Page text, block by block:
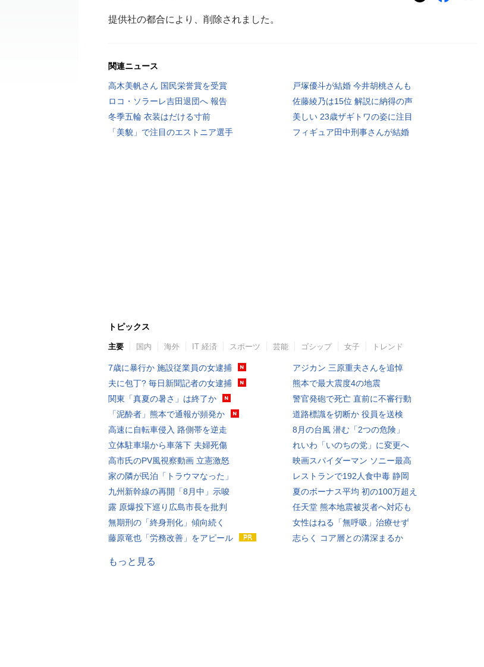
提供社の都合により、削除されました。
関連ニュース
高木美帆さん 国民栄誉賞を受賞
戸塚優斗が結婚 今井胡桃さんも
ロコ・ソラーレ吉田退団へ 報告
佐藤綾乃は15位 解説に納得の声
冬季五輪 衣装はだける寸前
美しい 23歳ザギトワの姿に注目
「美貌」で注目のエストニア選手
フィギュア田中刑事さんが結婚
トピックス
主要 国内 海外 IT 経済 スポーツ 芸能 ゴシップ 女子 トレンド
7歳に暴行か 施設従業員の女逮捕
夫に包丁? 毎日新聞記者の女逮捕
関東「真夏の暑さ」は終了か
「泥酔者」熊本で通報が頻発か
高速に自転車侵入 路側帯を逆走
立体駐車場から車落下 夫婦死傷
高市氏のPV風視察動画 立憲激怒
家の隣が民泊「トラウマなった」
九州新幹線の再開「8月中」示唆
露 原爆投下巡り広島市長を批判
無期刑の「終身刑化」傾向続く
藤原竜也「労務改善」をアピール
アジカン 三原重夫さんを追悼
熊本で最大震度4の地震
警官発砲で死亡 直前に不審行動
道路標識を切断か 役員を送検
8月の台風 潜む「2つの危険」
れいわ「いのちの党」に変更へ
映画スパイダーマン ソニー最高
レストランで192人食中毒 静岡
夏のボーナス平均 初の100万超え
任天堂 熊本地震被災者へ対応も
女性はねる「無呼吸」治療せず
志らく コア層との溝深まるか
もっと見る